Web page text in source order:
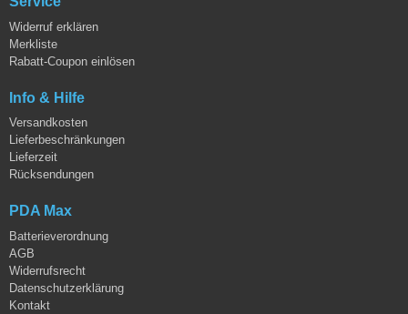
Widerruf erklären
Merkliste
Rabatt-Coupon einlösen
Info & Hilfe
Versandkosten
Lieferbeschränkungen
Lieferzeit
Rücksendungen
PDA Max
Batterieverordnung
AGB
Widerrufsrecht
Datenschutzerklärung
Kontakt